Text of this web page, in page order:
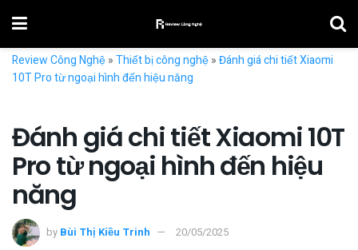
Review Công Nghệ»Thiết bị công nghệ»Đánh giá chi tiết Xiaomi
10T Pro từ ngoại hình đến hiệu năng
Đánh giá chi tiết Xiaomi 10T
Pro từ ngoại hình đến hiệu
năng
by Bùi Thị Kiều Trinh 20/05/2025